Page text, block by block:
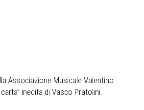
Associazione Musicale Valentino
inedita di Vasco Pratolini.